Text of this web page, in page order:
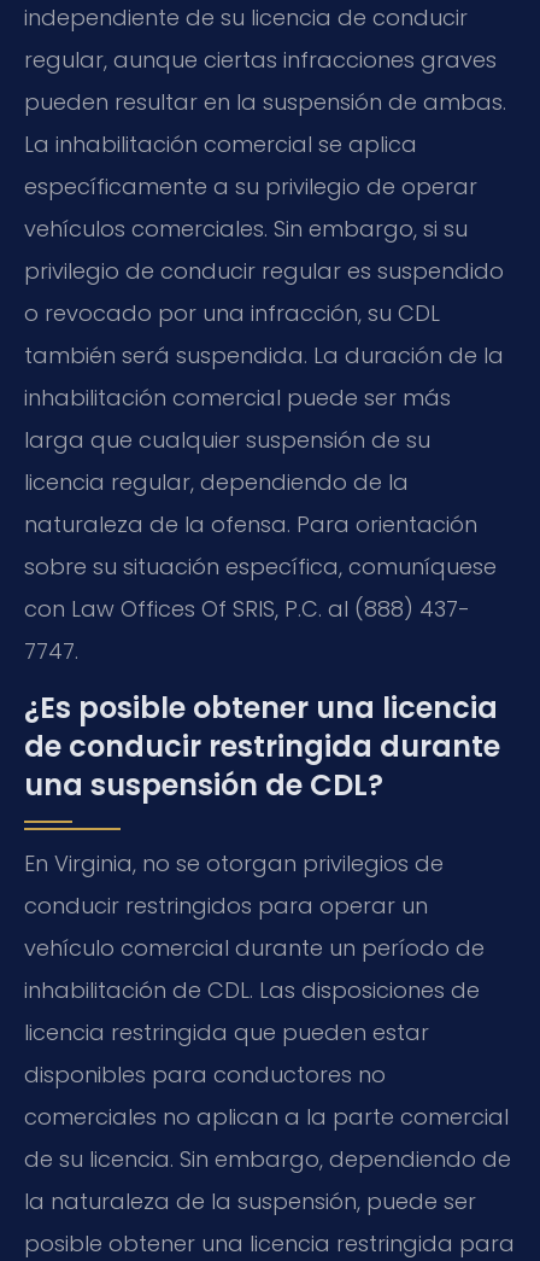
independiente de su licencia de conducir
regular, aunque ciertas infracciones graves
pueden resultar en la suspensión de ambas.
La inhabilitación comercial se aplica
específicamente a su privilegio de operar
vehículos comerciales. Sin embargo, si su
privilegio de conducir regular es suspendido
o revocado por una infracción, su CDL
también será suspendida. La duración de la
inhabilitación comercial puede ser más
larga que cualquier suspensión de su
licencia regular, dependiendo de la
naturaleza de la ofensa. Para orientación
sobre su situación específica, comuníquese
con Law Offices Of SRIS, P.C. al (888) 437-
7747.
¿Es posible obtener una licencia
de conducir restringida durante
una suspensión de CDL?
En Virginia, no se otorgan privilegios de
conducir restringidos para operar un
vehículo comercial durante un período de
inhabilitación de CDL. Las disposiciones de
licencia restringida que pueden estar
disponibles para conductores no
comerciales no aplican a la parte comercial
de su licencia. Sin embargo, dependiendo de
la naturaleza de la suspensión, puede ser
posible obtener una licencia restringida para